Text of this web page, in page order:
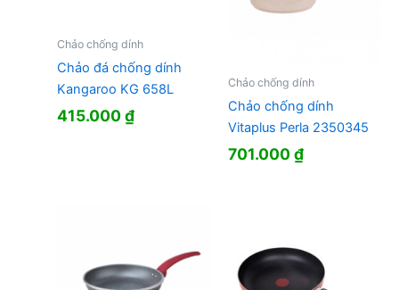
Chảo chống dính
Chảo đá chống dính
Kangaroo KG 658L
415.000₫
Chảo chống dính
Chảo chống dính
Vitaplus Perla 2350345
701.000₫